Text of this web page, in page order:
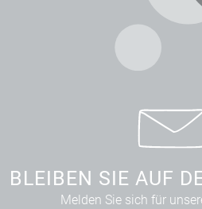
BLEIBEN SIE AUF
Melden Sie sich für